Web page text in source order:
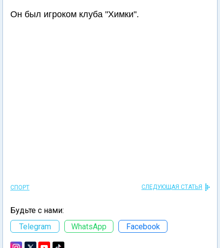
Он был игроком клуба "Химки".
СПОРТ СЛЕДУЮЩАЯ СТАТЬЯ
Будьте с нами:
Telegram
WhatsApp Facebook